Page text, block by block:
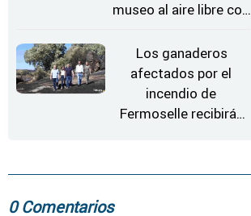
museo al aire libre con
Los ganaderos
afectados por el
incendio de
Fermoselle recibirán
0 Comentarios